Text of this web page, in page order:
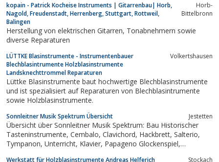
kopain - Patrick Kocheise Instruments | Gitarrenbau| Horb,
Nagold, Freudenstadt, Herrenberg, Stuttgart, Rottweil,
Balingen
Horb-
Bittelbronn
Herstellung von elektrischen Gitarren, Tonabnehmern sowie
diverse Reparaturen
LÜTTKE Blasinstrumente - Instrumentenbauer
Blechblasintrumente Holzblasinstrumente
Landsknechttrommel Reparaturen
Volkertshausen
Lüttke Blasinstrumente baut hochwertige Blechblasinstrumente
und ist spezialisiert auf Reparaturen von Blechblasintrumente
sowie Holzblasinstrumente.
Sonnleitner Musik Spektrum Übersicht Jestetten
Übersicht über Sonnleitner Musik Spektrum: Bau Historischer
Tasteninstrumente, Cembalo, Clavichord, Hackbrett, Salterio,
Tympanon, Unterricht, Klavier, Papageno Glockenspiel,
Werkstatt für Holzblasinstrumente Andreas Helferich Stockach